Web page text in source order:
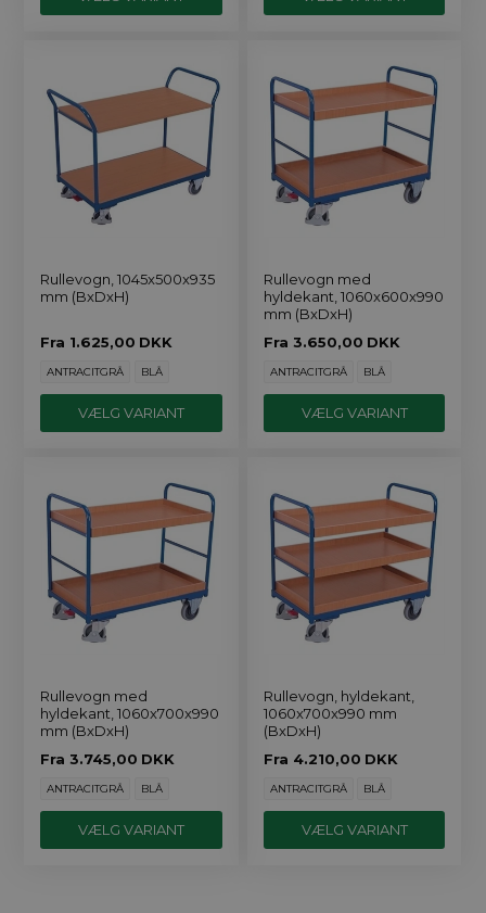
Rullevogn, 1045x500x935
mm (BxDxH)
Fra 1.625,00 DKK
ANTRACITGRÅ BLÅ
VÆLG VARIANT
Rullevogn med
hyldekant, 1060x600x990
mm (BxDxH)
Fra 3.650,00 DKK
ANTRACITGRÅ BLÅ
VÆLG VARIANT
Rullevogn med
hyldekant, 1060x700x990
mm (BxDxH)
Fra 3.745,00 DKK
ANTRACITGRÅ BLÅ
VÆLG VARIANT
Rullevogn, hyldekant,
1060x700x990 mm
(BxDxH)
Fra 4.210,00 DKK
ANTRACITGRÅ BLÅ
VÆLG VARIANT